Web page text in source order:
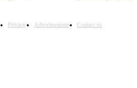
Privacy Advertisement Contact us